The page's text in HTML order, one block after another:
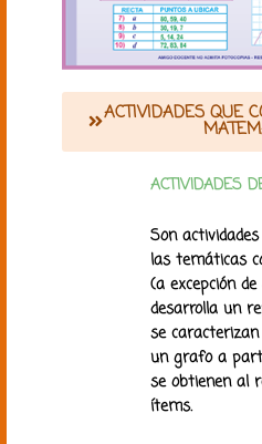
ACTIVIDADES QUE
ACTIVIDADES
Son
las temáticas
(a excepción de
desarrolla un
se
un grafo a
se obtienen al
ítems.